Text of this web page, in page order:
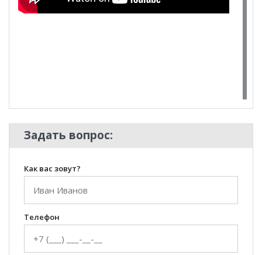
Задать вопрос:
Как вас зовут?
Телефон